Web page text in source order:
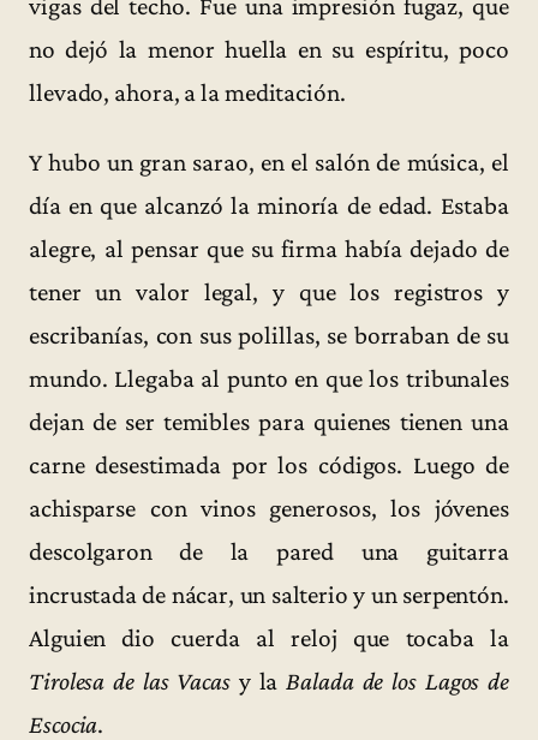
vigas del techo. Fue una impresión fugaz, que
no dejó la menor huella en su espíritu, poco
llevado, ahora, a la meditación.
Y hubo un gran sarao, en el salón de música, el
día en que alcanzó la minoría de edad. Estaba
alegre, al pensar que su firma había dejado de
tener un valor legal, y que los registros y
escribanías, con sus polillas, se borraban de su
mundo. Llegaba al punto en que los tribunales
dejan de ser temibles para quienes tienen una
carne desestimada por los códigos. Luego de
achisparse con vinos generosos, los jóvenes
descolgaron de la pared una guitarra
incrustada de nácar, un salterio y un serpentón.
Alguien dio cuerda al reloj que tocaba la
Tirolesa de las Vacasy la Balada de los Lagos de
Escocia.